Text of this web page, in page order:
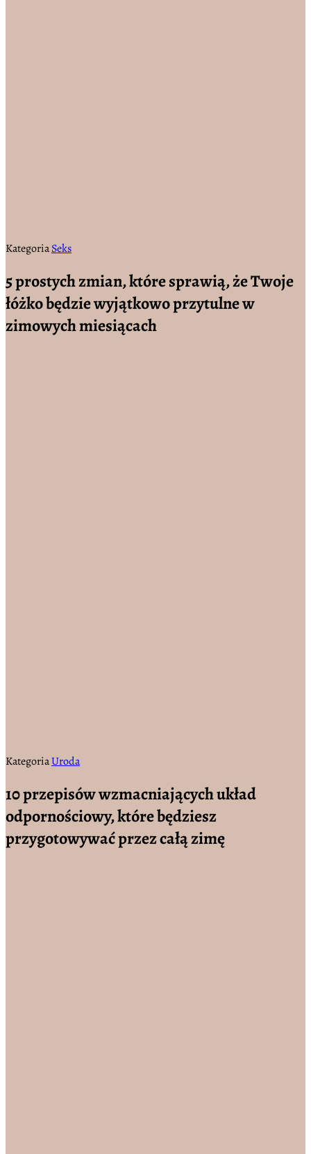
KategoriaSeks
5 prostych zmian, które sprawią, że Twoje
łóżko będzie wyjątkowo przytulne w
zimowych miesiącach
KategoriaUroda
10 przepisów wzmacniających układ
odpornościowy, które będziesz
przygotowywać przez całą zimę